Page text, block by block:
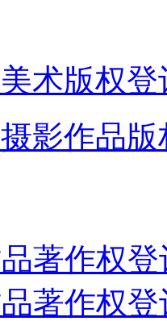
术版权
影作品
著作权
著作权